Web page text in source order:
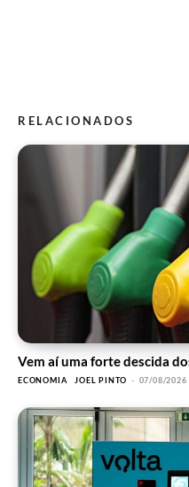
RELACIONADOS
Vem aí uma forte descida
ECONOMIA JOEL PINTO - 07/08/2026